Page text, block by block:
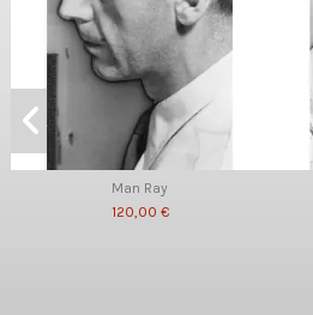
Man Ray
120,00 €